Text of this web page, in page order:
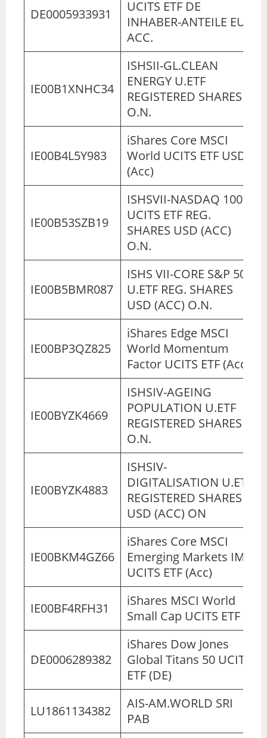
DE0005933931
UCITS ETF DE
INHABER-ANTEILE EUR
ACC.
IE00B1XNHC34
ISHSII-GL.CLEAN
ENERGY U.ETF
REGISTERED SHARES
O.N.
IE00B4L5Y983
iShares Core MSCI
World UCITS ETF USD
(Acc)
IE00B53SZB19
ISHSVII-NASDAQ 100
UCITS ETF REG.
SHARES USD (ACC)
O.N.
IE00B5BMR087
ISHS VII-CORE S&P 500
U.ETF REG. SHARES
USD (ACC) O.N.
IE00BP3QZ825
iShares Edge MSCI
World Momentum
Factor UCITS ETF (Acc)
IE00BYZK4669
ISHSIV-AGEING
POPULATION U.ETF
REGISTERED SHARES
O.N.
IE00BYZK4883
ISHSIV-
DIGITALISATION U.ETF
REGISTERED SHARES
USD (ACC) ON
IE00BKM4GZ66
iShares Core MSCI
Emerging Markets IMI
UCITS ETF (Acc)
IE00BF4RFH31
iShares MSCI World
Small Cap UCITS ETF
DE0006289382
iShares Dow Jones
Global Titans 50 UCITS
ETF (DE)
LU1861134382
AIS-AM.WORLD SRI
PAB